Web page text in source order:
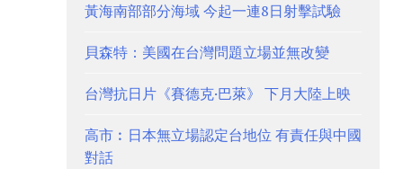
黃海南部部分海域 今起一連8日射擊試驗
貝森特：美國在台灣問題立場並無改變
台灣抗日片《賽德克·巴萊》 下月大陸上映
高市︰日本無立場認定台地位 有責任與中國
對話